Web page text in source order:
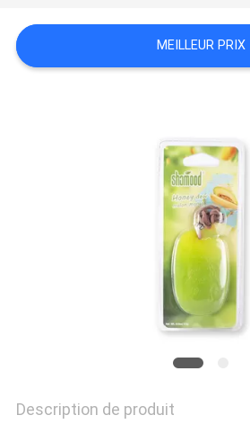
PLAN
MEILLEUR PRIX
Description de produit